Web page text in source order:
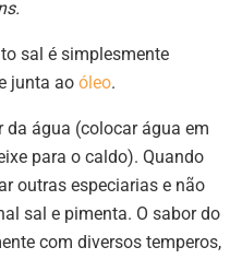
sal é simplesmente
junta ao óleo.
da água (colocar água em
para o caldo). Quando
outras especiarias e não
sal e pimenta. O sabor do
com diversos temperos,